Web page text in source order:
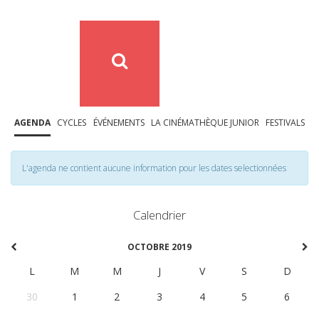
AGENDA CYCLES ÉVÉNEMENTS LA CINÉMATHÈQUE JUNIOR FESTIVALS
L'agenda ne contient aucune information pour les dates selectionnées
Calendrier
OCTOBRE 2019
L M M J V S
D
30
1 2 3 4 5
6